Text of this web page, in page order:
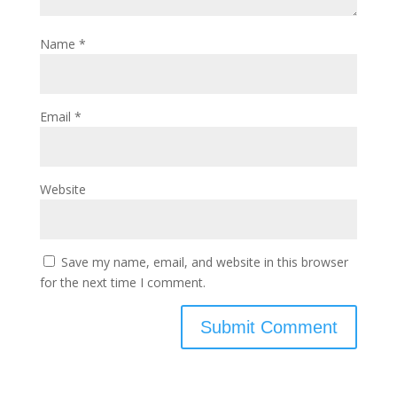
Name *
Email *
Website
Save my name, email, and website in this browser
for the next time I comment.